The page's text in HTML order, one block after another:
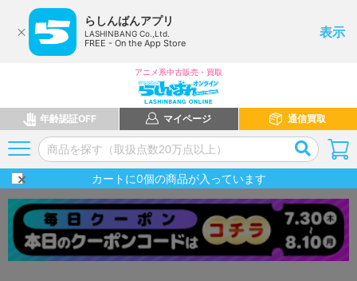
らしんばんアプリ
LASHINBANG Co.,Ltd.
FREE - On the App Store
表示
アニメ系中古販売・買取
年齢認証OFF マイページ 通信買取
カートに0個の商品が入っています